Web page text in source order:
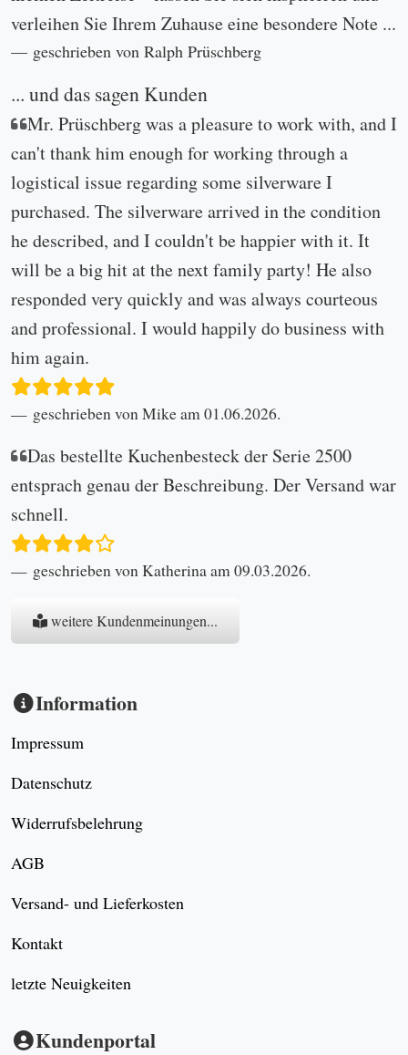
verleihen Sie Ihrem Zuhause eine besondere Note ...
geschrieben von Ralph Prüschberg
... und das sagen Kunden
Mr. Prüschberg was a pleasure to work with, and I
can't thank him enough for working through a
logistical issue regarding some silverware I
purchased. The silverware arrived in the condition
he described, and I couldn't be happier with it. It
will be a big hit at the next family party! He also
responded very quickly and was always courteous
and professional. I would happily do business with
him again.
geschrieben von Mike am 01.06.2026.
Das bestellte Kuchenbesteck der Serie 2500
entsprach genau der Beschreibung. Der Versand war
schnell.
geschrieben von Katherina am 09.03.2026.
weitere Kundenmeinungen...
Information
Impressum
Datenschutz
Widerrufsbelehrung
AGB
Versand- und Lieferkosten
Kontakt
letzte Neuigkeiten
Kundenportal